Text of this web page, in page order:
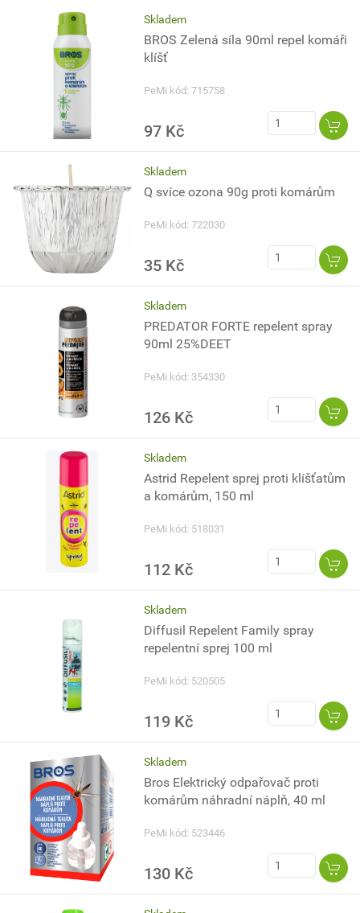
Skladem
BROS Zelená síla 90ml repel komáři
klíšť
PeMi kód: 715758
97 Kč
Skladem
Q svíce ozona 90g proti komárům
PeMi kód: 722030
35 Kč
Skladem
PREDATOR FORTE repelent spray
90ml 25%DEET
PeMi kód: 354330
126 Kč
Skladem
Astrid Repelent sprej proti klíšťatům
a komárům, 150 ml
PeMi kód: 518031
112 Kč
Skladem
Diffusil Repelent Family spray
repelentní sprej 100 ml
PeMi kód: 520505
119 Kč
Skladem
Bros Elektrický odpařovač proti
komárům náhradní náplň, 40 ml
PeMi kód: 523446
130 Kč